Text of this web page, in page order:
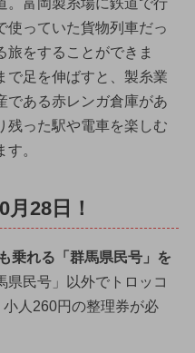
。富岡製糸場に鉄道で行
使っていた貨物列車だっ
旅をすることができま
で足を伸ばすと、製糸業
である赤レンガ倉庫があ
残った駅や電車を楽しむ
。
28日！
乗れる「群馬県民号」を
県民号」以外でトロッコ
人260円の整理券が必